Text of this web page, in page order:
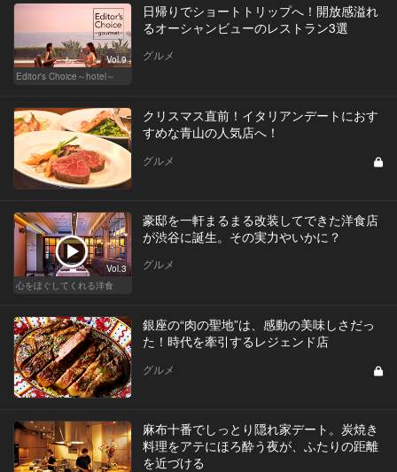
Vol.9
Editor's Choice～hotel～
日帰りでショートトリップへ！開放感溢れ
るオーシャンビューのレストラン3選
グルメ
クリスマス直前！イタリアンデートにおす
すめな青山の人気店へ！
グルメ
Vol.3
心をほぐしてくれる洋食
豪邸を一軒まるまる改装してできた洋食店
が渋谷に誕生。その実力やいかに？
グルメ
銀座の“肉の聖地”は、感動の美味しさだっ
た！時代を牽引するレジェンド店
グルメ
麻布十番でしっとり隠れ家デート。炭焼き
料理をアテにほろ酔う夜が、ふたりの距離
を近づける